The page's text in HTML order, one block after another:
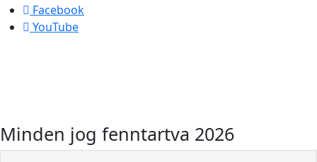
Facebook
YouTube
Minden jog fenntartva 2026